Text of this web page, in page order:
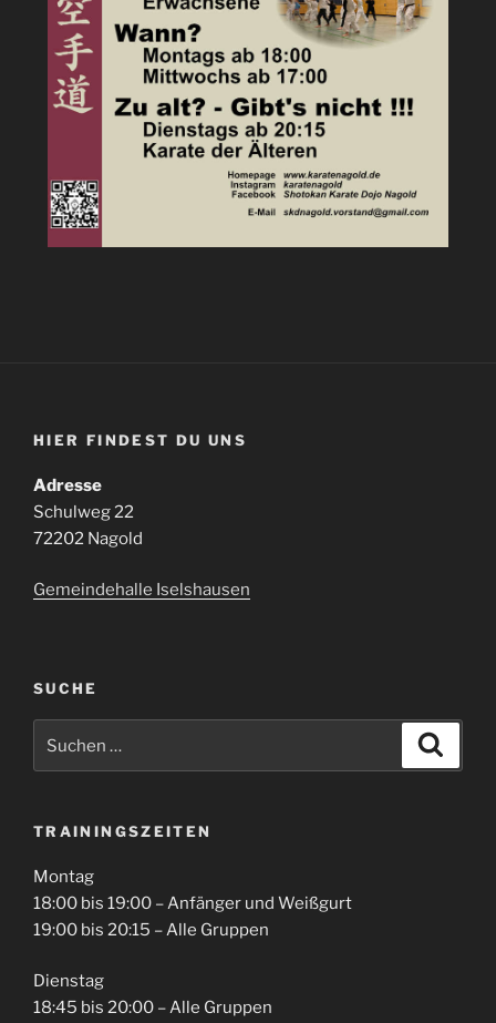
HIER FINDEST DU UNS
Adresse
Schulweg 22
72202 Nagold
Gemeindehalle Iselshausen
SUCHE
TRAININGSZEITEN
Montag
18:00 bis 19:00 – Anfänger und Weißgurt
19:00 bis 20:15 – Alle Gruppen
Dienstag
18:45 bis 20:00 – Alle Gruppen